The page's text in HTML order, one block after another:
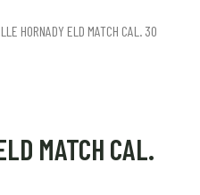
HORNADY ELD MATCH CAL. 30
MATCH CAL.